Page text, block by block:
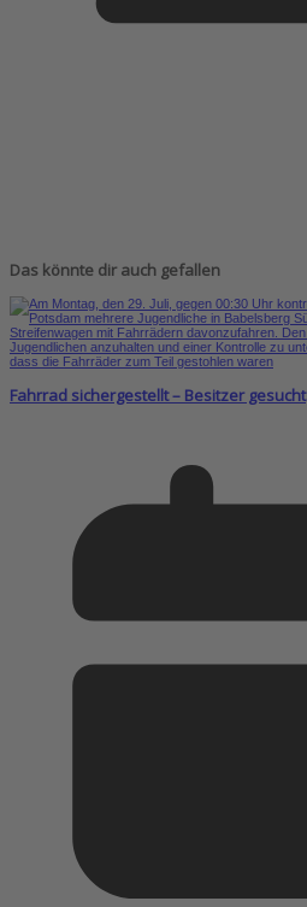
Das könnte dir auch gefallen
Fahrrad sichergestellt – Besitzer gesucht